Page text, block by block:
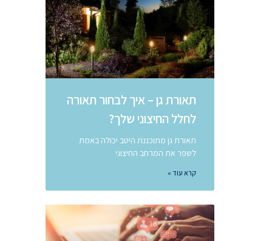
תאורת גן – איך לבחור תאורה
לחלל החיצוני שלך?
תאורת גן מתוכננת היטב יכולה באמת
לשפר את המרחב החיצוני
קרא עוד »